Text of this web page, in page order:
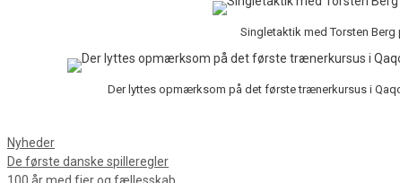
Singletaktik med Torsten
Der lyttes opmærksom på det første trænerkursus i
Kategorier
Nyheder
De første danske spilleregler